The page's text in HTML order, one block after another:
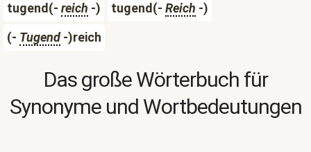
tugend(- reich -) tugend(- Reich -)
(- Tugend-)reich
Das große Wörterbuch für
Synonyme und Wortbedeutungen